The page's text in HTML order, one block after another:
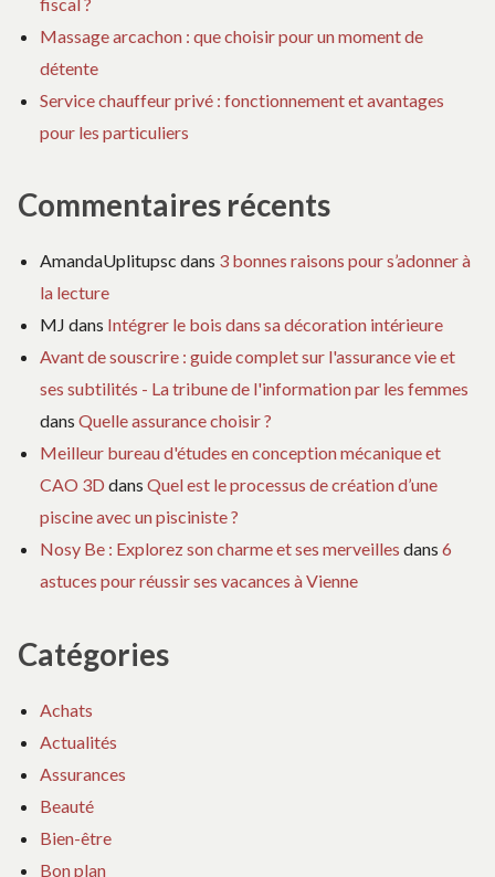
Massage arcachon : que choisir pour un moment de
détente
Service chauffeur privé : fonctionnement et avantages
pour les particuliers
Commentaires récents
AmandaUplitupsc dans 3 bonnes raisons pour s’adonner à
la lecture
MJ dans Intégrer le bois dans sa décoration intérieure
Avant de souscrire : guide complet sur l'assurance vie et
ses subtilités - La tribune de l'information par les femmes
dans Quelle assurance choisir ?
Meilleur bureau d'études en conception mécanique et
CAO 3D dans Quel est le processus de création d’une
piscine avec un pisciniste ?
Nosy Be : Explorez son charme et ses merveilles dans 6
astuces pour réussir ses vacances à Vienne
Catégories
Achats
Actualités
Assurances
Beauté
Bien-être
Bon plan